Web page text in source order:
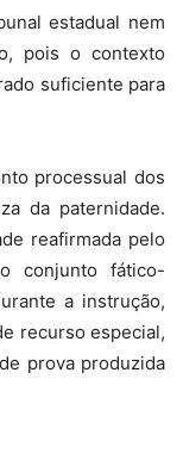
estadual nem
pois o contexto
suficiente para
processual dos
da paternidade.
reafirmada pelo
conjunto fático-
a instrução,
recurso especial,
prova produzida